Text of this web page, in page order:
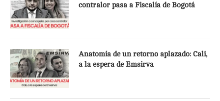
contralor pasa a Fiscalía de Bogotá
Anatomía de un retorno aplazado: Cali,
a la espera de Emsirva